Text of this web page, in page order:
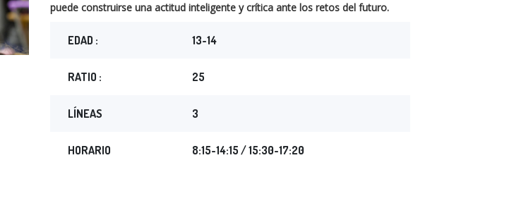
puede construirse una actitud inteligente y crítica ante los retos del futuro.
EDAD : 13-14
RATIO : 25
LÍNEAS 3
HORARIO 8:15-14:15 / 15:30-17:20